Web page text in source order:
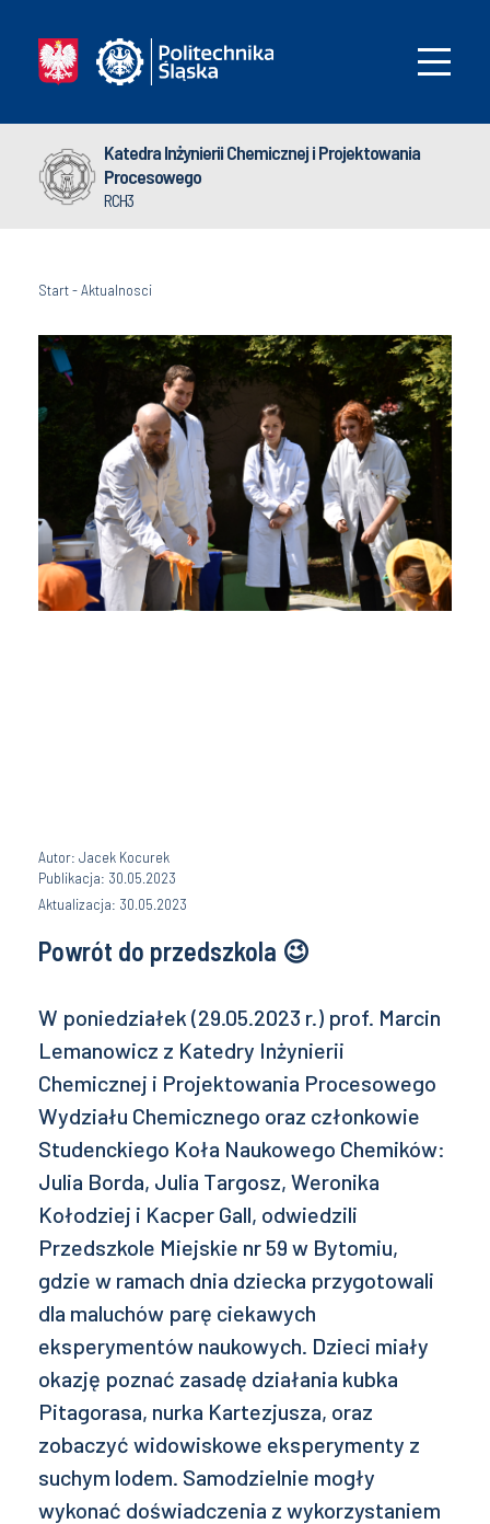
Katedra Inżynierii Chemicznej i Projektowania
Procesowego
RCH3
Start-Aktualnosci
Autor: Jacek Kocurek
Publikacja: 30.05.2023
Aktualizacja: 30.05.2023
Powrót do przedszkola 😉
W poniedziałek (29.05.2023 r.) prof. Marcin
Lemanowicz z Katedry Inżynierii
Chemicznej i Projektowania Procesowego
Wydziału Chemicznego oraz członkowie
Studenckiego Koła Naukowego Chemików:
Julia Borda, Julia Targosz, Weronika
Kołodziej i Kacper Gall, odwiedzili
Przedszkole Miejskie nr 59 w Bytomiu,
gdzie w ramach dnia dziecka przygotowali
dla maluchów parę ciekawych
eksperymentów naukowych. Dzieci miały
okazję poznać zasadę działania kubka
Pitagorasa, nurka Kartezjusza, oraz
zobaczyć widowiskowe eksperymenty z
suchym lodem. Samodzielnie mogły
wykonać doświadczenia z wykorzystaniem